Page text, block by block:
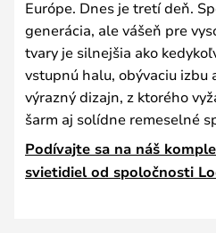
Európe. Dnes je tretí deň.
generácia, ale vášeň pre
tvary je silnejšia ako
vstupnú halu, obývaciu
výrazný dizajn, z ktorého
šarm aj solídne remeselné
Podívajte sa na náš
svietidiel od spoločnosti